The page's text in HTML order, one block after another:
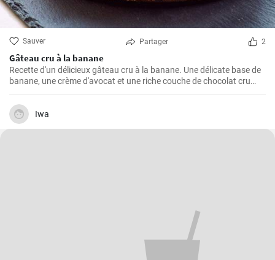
Sauver Partager 2
Gâteau cru à la banane
Recette d'un délicieux gâteau cru à la banane. Une délicate base de
banane, une crème d'avocat et une riche couche de chocolat cru
créent une parfaite harmonie de saveurs.
Iwa